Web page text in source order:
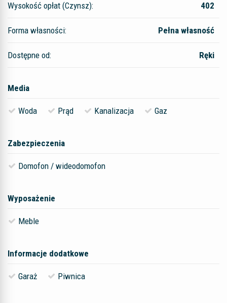
Wysokość opłat (Czynsz): 402
Forma własności: Pełna własność
Dostępne od: Ręki
Media
Woda Prąd Kanalizacja Gaz
Zabezpieczenia
Domofon / wideodomofon
Wyposażenie
Meble
Informacje dodatkowe
Garaż Piwnica